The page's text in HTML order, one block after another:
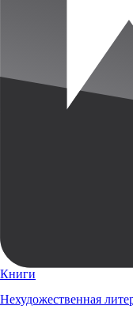
Книги
Нехудожественная